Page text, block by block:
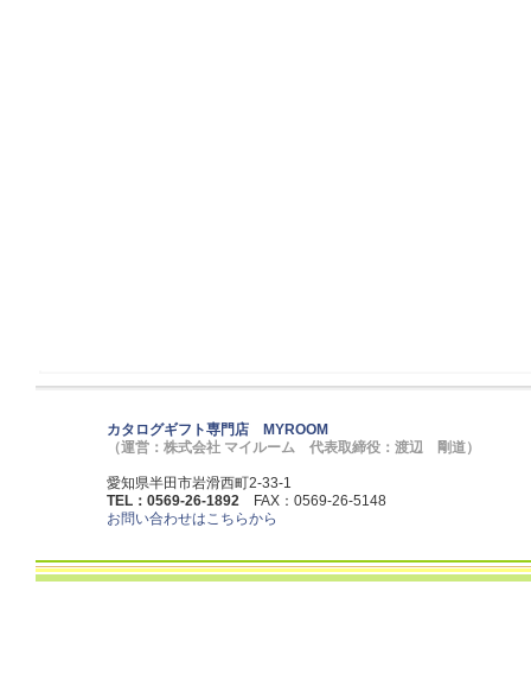
カタログギフト専門店 MYROOM
（運営：株式会社 マイルーム 代表取締役：渡辺 剛道）
愛知県半田市岩滑西町2-33-1
TEL：0569-26-1892 FAX：0569-26-5148
お問い合わせはこちらから